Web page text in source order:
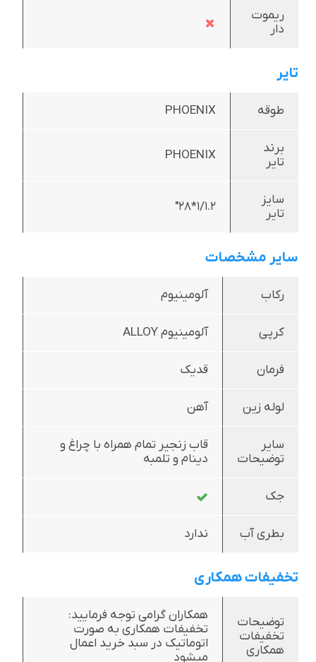
ریموت
دار
تایر
طوقه PHOENIX
برند
تایر
PHOENIX
سایز
تایر
1/1.2*28"
سایر مشخصات
رکاب آلومینیوم
کرپی آلومینیوم ALLOY
فرمان قدیک
لوله زین آهن
سایر
توضیحات
قاب زنجیر تمام همراه با چراغ و
دینام و تلمبه
جک
بطری آب ندارد
تخفیفات همکاری
توضیحات
تخفیفات
همکاری
همکاران گرامی توجه فرمایید:
تخفیفات همکاری به صورت
اتوماتیک در سبد خرید اعمال
میشود